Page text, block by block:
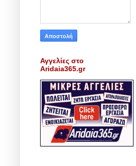
Αγγελίες στο
Aridaia365.gr